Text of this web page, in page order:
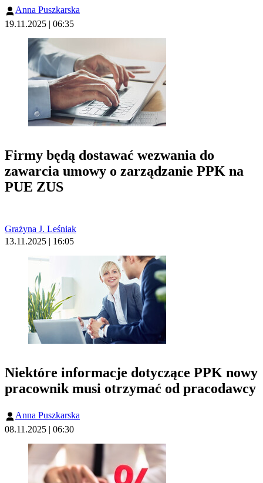
Anna Puszkarska
19.11.2025 | 06:35
Firmy będą dostawać wezwania do
zawarcia umowy o zarządzanie PPK na
PUE ZUS
Grażyna J. Leśniak
13.11.2025 | 16:05
Niektóre informacje dotyczące PPK nowy
pracownik musi otrzymać od pracodawcy
Anna Puszkarska
08.11.2025 | 06:30